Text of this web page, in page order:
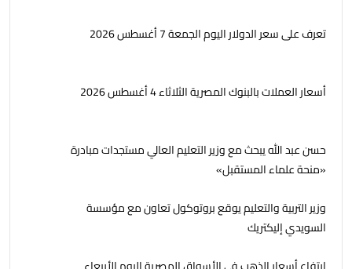
تعرف على سعر الدولار اليوم الجمعة 7 أغسطس 2026
أسعار العملات بالبنوك المصرية الثلاثاء 4 أغسطس 2026
حسن عبد الله يبحث مع وزير التعليم العالي مستجدات مبادرة
«منحة علماء المستقبل»
وزير التربية والتعليم يوقع بروتوكول تعاون مع مؤسسة
السويدي إليكتريك